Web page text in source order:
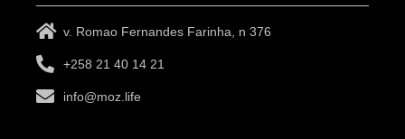
v. Romao Fernandes Farinha, n 376
+258 21 40 14 21
info@moz.life